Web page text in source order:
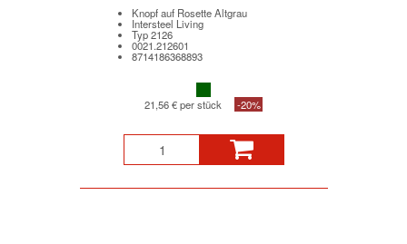
Knopf auf Rosette Altgrau
Intersteel Living
Typ 2126
0021.212601
8714186368893
21,56 € per stück -20%